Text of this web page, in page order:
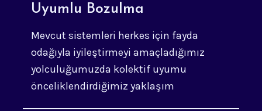
Uyumlu Bozulma
Mevcut sistemleri herkes için fayda
odağıyla iyileştirmeyi amaçladığımız
yolculuğumuzda kolektif uyumu
önceliklendirdiğimiz yaklaşım